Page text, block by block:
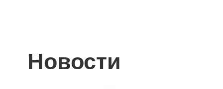
Новости